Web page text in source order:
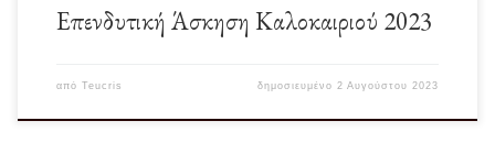
Επενδυτική Άσκηση Καλοκαιριού 2023
από Teucris δημοσιευμένο 2 Αυγούστου 2023